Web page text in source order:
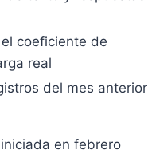
coeficiente de
real
del mes anterior
en febrero